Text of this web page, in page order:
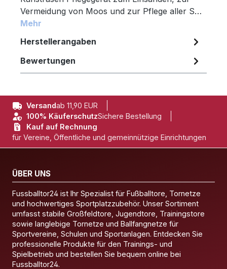
Vermeidung von Moos und zur Pflege aller S…
Mehr
Herstellerangaben
Bewertungen
Versandab 11,90 EUR
100% KäuferschutzSichere Bestellung
Kauf auf Rechnung
für Vereine, Öffentliche und gemeinnützige Einrichtungen
ÜBER UNS
Fussballtor24 ist Ihr Spezialist für Fußballtore, Tornetze
und hochwertiges Sportplatzzubehör. Unser Sortiment
umfasst stabile Großfeldtore, Jugendtore, Trainingstore
sowie langlebige Tornetze und Ballfangnetze für
Sportvereine, Schulen und Sportanlagen. Entdecken Sie
professionelle Produkte für den Trainings- und
Spielbetrieb und bestellen Sie bequem online bei
Fussballtor24.